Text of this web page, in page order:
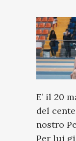
E’ il 20
del
nostro
Per lui